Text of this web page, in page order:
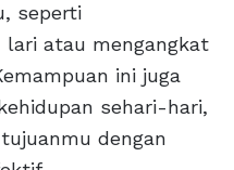
seperti
lari atau mengangkat
ini juga
sehari-hari,
dengan